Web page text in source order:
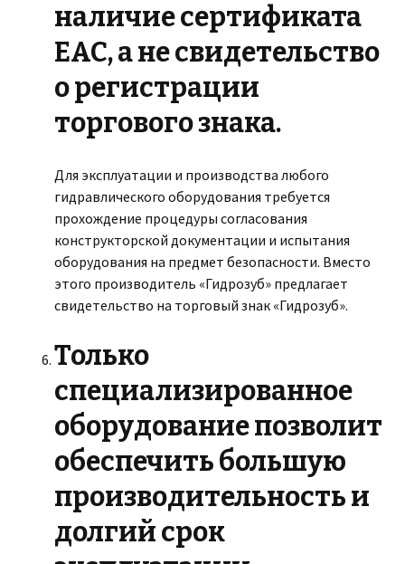
наличие сертификата
EAC, а не свидетельство
о регистрации
торгового знака.
Для эксплуатации и производства любого
гидравлического оборудования требуется
прохождение процедуры согласования
конструкторской документации и испытания
оборудования на предмет безопасности. Вместо
этого производитель «Гидрозуб» предлагает
свидетельство на торговый знак «Гидрозуб».
Только
специализированное
оборудование позволит
обеспечить большую
производительность и
долгий срок